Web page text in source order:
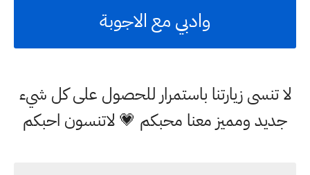
وادبي مع الاجوبة
لا تنسى زيارتنا باستمرار للحصول على كل شيء
جديد ومميز معنا محبكم 💗 لاتنسون احبكم